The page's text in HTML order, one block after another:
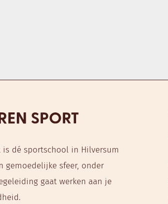
is dé sportschool in Hilversum
gemoedelijke sfeer, onder
gaat werken aan je